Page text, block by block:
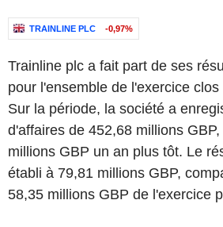
TRAINLINE PLC -0,97%
Trainline plc a fait part de ses
pour l'ensemble de l'exercice
Sur la période, la société a
d'affaires de 452,68 millions
millions GBP un an plus tôt. Le
établi à 79,81 millions GBP,
58,35 millions GBP de l'exercice